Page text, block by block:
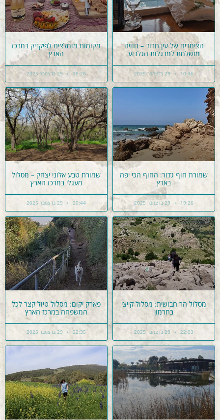
הצימרים של עין חרוד – חוויה
מושלמת למרגלות הגלבוע
10:46
מקומות מומלצים לפיקניק במרכז
הארץ
18:26 29 בדצמבר 2025
שמורת חוף גדור: החוף הכי יפה
בארץ
19:26
שמורת טבע אלוני יצחק – מסלול
מעגלי במרכז הארץ
20:44
מסלול הר חבושית: מסלול קייצי
בחרמון
22:03
פארק יקום: מסלול טיול קצר לכל
המשפחה במרכז הארץ
22:35